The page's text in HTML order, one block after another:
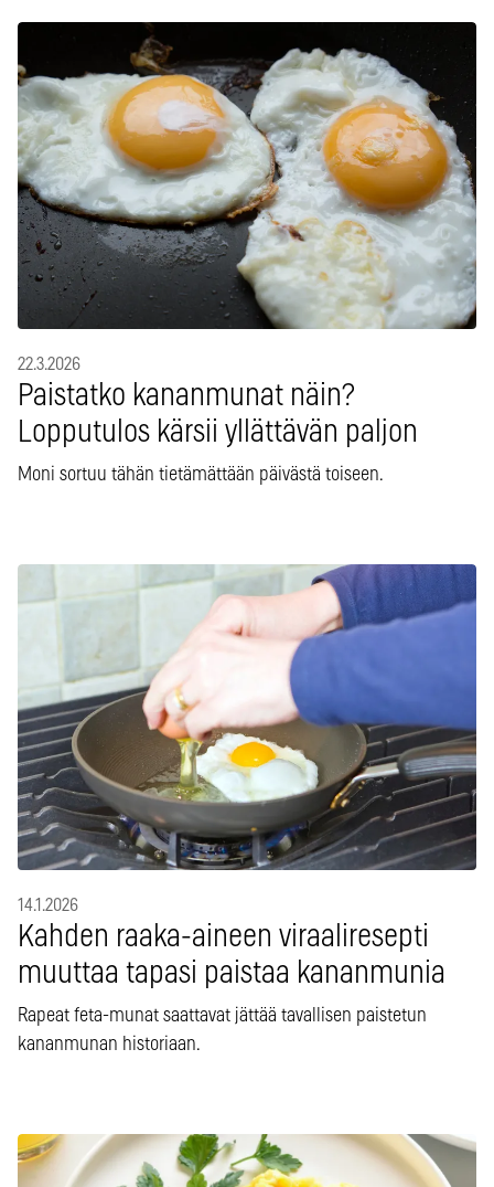
22.3.2026
Paistatko kananmunat näin?
Lopputulos kärsii yllättävän paljon
Moni sortuu tähän tietämättään päivästä toiseen.
14.1.2026
Kahden raaka-aineen viraaliresepti
muuttaa tapasi paistaa kananmunia
Rapeat feta-munat saattavat jättää tavallisen paistetun
kananmunan historiaan.